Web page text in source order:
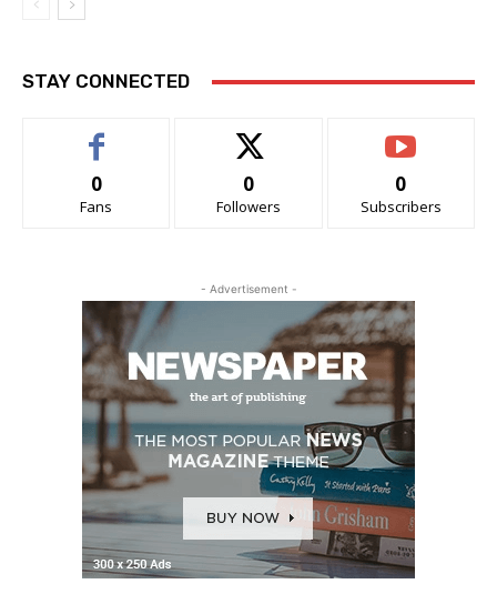
STAY CONNECTED
0
Fans
0
Followers
0
Subscribers
- Advertisement -